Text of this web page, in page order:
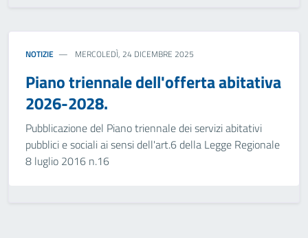
NOTIZIE MERCOLEDÌ, 24 DICEMBRE 2025
Piano triennale dell'offerta abitativa
2026-2028.
Pubblicazione del Piano triennale dei servizi abitativi
pubblici e sociali ai sensi dell'art.6 della Legge Regionale
8 luglio 2016 n.16